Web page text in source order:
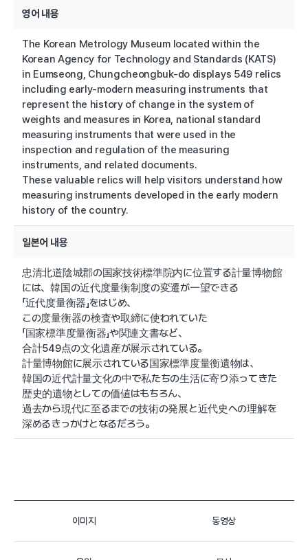
영어 내용
The Korean Metrology Museum located within the
Korean Agency for Technology and Standards (KATS)
in Eumseong, Chungcheongbuk-do displays 549 relics
including early-modern measuring instruments that
represent the history of change in the system of
weights and measures in Korea, national standard
measuring instruments that were used in the
inspection and regulation of the measuring
instruments, and related documents.
These valuable relics will help visitors understand how
measuring instruments developed in the early modern
history of the country.
일본어 내용
忠清北道陰城郡の国家技術標準院内に位置する計量博物館
には、韓国の近代度量衡制度の変遷が一望できる
「近代度量衡器」をはじめ、
この度量衡器の検査や取締に使われていた
「国家標準度量衡器」や関連文書など、
合計549点の文化遺産が展示されている。
計量博物館に展示されている国家標準度量衡遺物は、
韓国の近代計量文化の中で私たちの生活に寄り添ってきた
歴史的遺物としての価値はもちろん、
過去から現代に至るまでの技術の発展と近代史への理解を
深めるきっかけとなるだろう。
이미지 동영상